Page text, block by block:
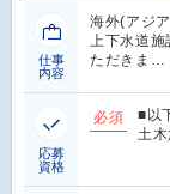
仕事
内容
海外(アジ
上下水道施
ただきま…
応募
資格
必須
■以
土